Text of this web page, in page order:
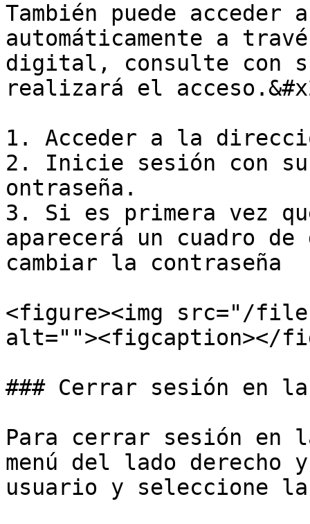
También puede
automáticamente a
digital, consulte con
realizará el
1. Acceder a la
2. Inicie sesión con su
ontraseña.
3. Si es primera vez
aparecerá un cuadro
cambiar la contraseña
<figure><img src="/files/
alt=""><figcaption></
### Cerrar sesión en
Para cerrar sesión en
menú del lado derecho
usuario y seleccione